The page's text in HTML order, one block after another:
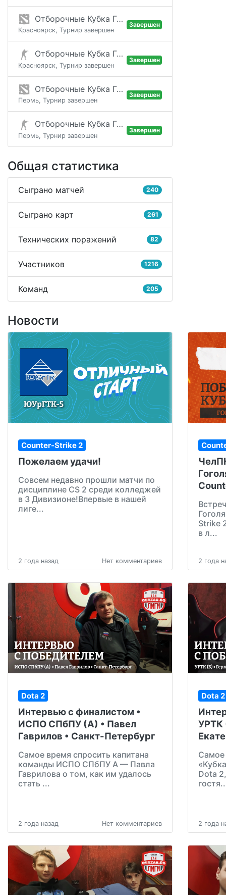
Отборочные Кубка Гоголя / Этап 6
Красноярск, Турнир завершен
Завершен
Отборочные Кубка Гоголя / Этап 6
Красноярск, Турнир завершен
Завершен
Отборочные Кубка Гоголя / Этап 6
Пермь, Турнир завершен
Завершен
Отборочные Кубка Гоголя / Этап 6
Пермь, Турнир завершен
Завершен
Общая статистика
Сыграно матчей 240
Сыграно карт 261
Технических поражений 82
Участников 1216
Команд 205
Новости
Counter-Strike 2
Пожелаем удачи!
Совсем недавно прошли матчи по
дисциплине CS 2 среди колледжей
в 3 Дивизионе!Впервые в нашей
лиге...
2 года назад Нет комментариев
Strike
в л...
2 года
Dota 2
Интервью с финалистом •
ИСПО СПбПУ (А) • Павел
Гаврилов • Санкт-Петербург
Самое время спросить капитана
команды ИСПО СПбПУ А — Павла
Гаврилова о том, как им удалось
стать ...
2 года назад Нет комментариев
Dota 2
УРТК
Самое
Dota
2 года